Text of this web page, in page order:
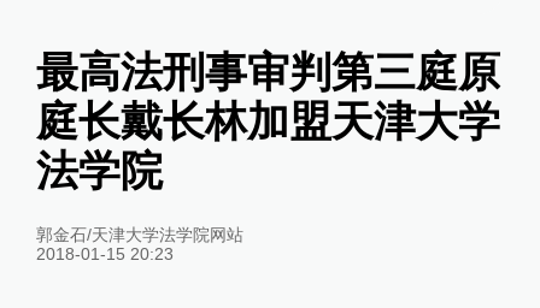
最高法刑事审判第三庭原
庭长戴长林加盟天津大学
法学院
郭金石/天津大学法学院网站
2018-01-15 20:23